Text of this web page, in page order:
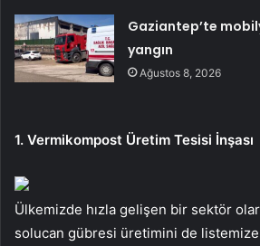
Gaziantep’te
yangın
Ağustos 8, 2026
1. Vermikompost Üretim Tesisi İnşası
Ülkemizde hızla gelişen bir sektör
solucan gübresi üretimini de